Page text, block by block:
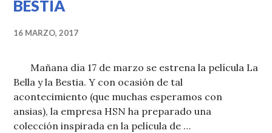
BESTIA
16 MARZO, 2017
Mañana día 17 de marzo se estrena la película La
Bella y la Bestia. Y con ocasión de tal
acontecimiento (que muchas esperamos con
ansias), la empresa HSN ha preparado una
colección inspirada en la película de …